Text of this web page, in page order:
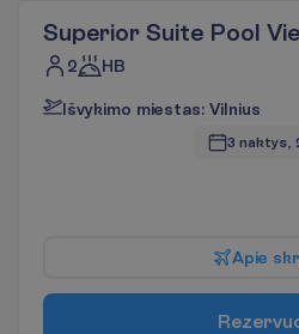
Superior Suite Pool
2 HB
Išvykimo miestas: Vilnius
3 naktys,
Apie skr
Rezervu